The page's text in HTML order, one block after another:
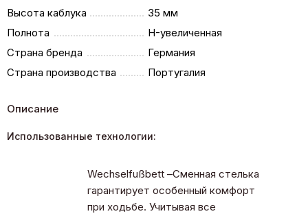
Высота каблука
35 мм
Полнота
H-увеличенная
Страна бренда
Германия
Страна производства
Португалия
Описание
Использованные технологии:
Wechselfußbett –Сменная стелька
гарантирует особенный комфорт
при ходьбе. Учитывая все